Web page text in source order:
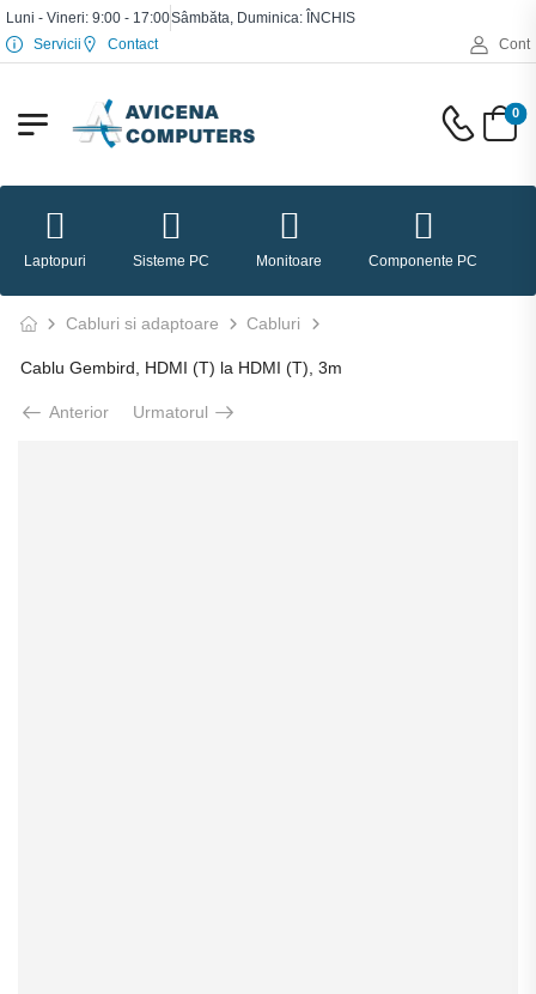
Luni - Vineri: 9:00 - 17:00Sâmbăta, Duminica: ÎNCHIS
Servicii
Contact Cont
0
Laptopuri Sisteme PC Monitoare Componente PC
Cabluri si adaptoare Cabluri
Cablu Gembird, HDMI (T) la HDMI (T), 3m
Anterior Urmatorul